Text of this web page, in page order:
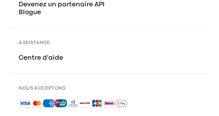
Devenez un partenaire API
Blogue
ASSISTANCE
Centre d'aide
NOUS ACCEPTONS
Paiements acceptés